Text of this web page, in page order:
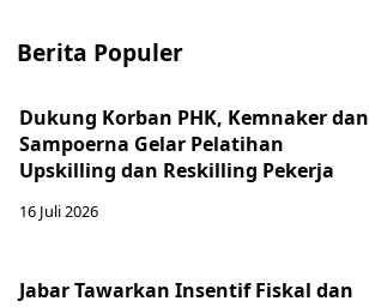
Berita Populer
Dukung Korban PHK, Kemnaker dan
Sampoerna Gelar Pelatihan
Upskilling dan Reskilling Pekerja
16 Juli 2026
Jabar Tawarkan Insentif Fiskal dan